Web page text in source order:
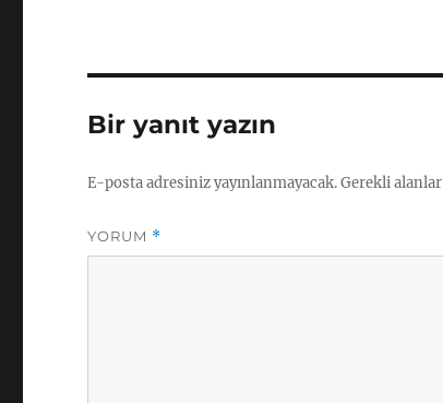
Bir yanıt yazın
E-posta adresiniz yayınlanmayacak.Gerekli alanlar
YORUM *